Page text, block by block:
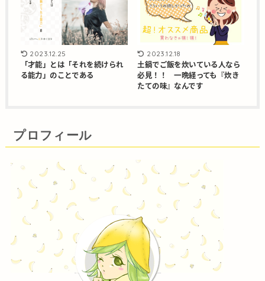
2023.12.25
「才能」とは「それを続けられ
る能力」のことである
2023.12.18
土鍋でご飯を炊いている人なら
必見！！ 一晩経っても『炊き
たての味』なんです
プロフィール